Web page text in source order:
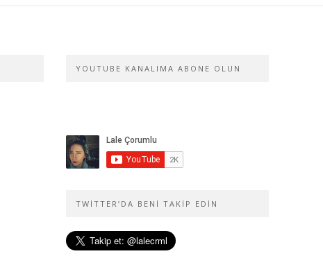
YOUTUBE KANALIMA ABONE OLUN
TWITTER’DA BENI TAKIP EDIN